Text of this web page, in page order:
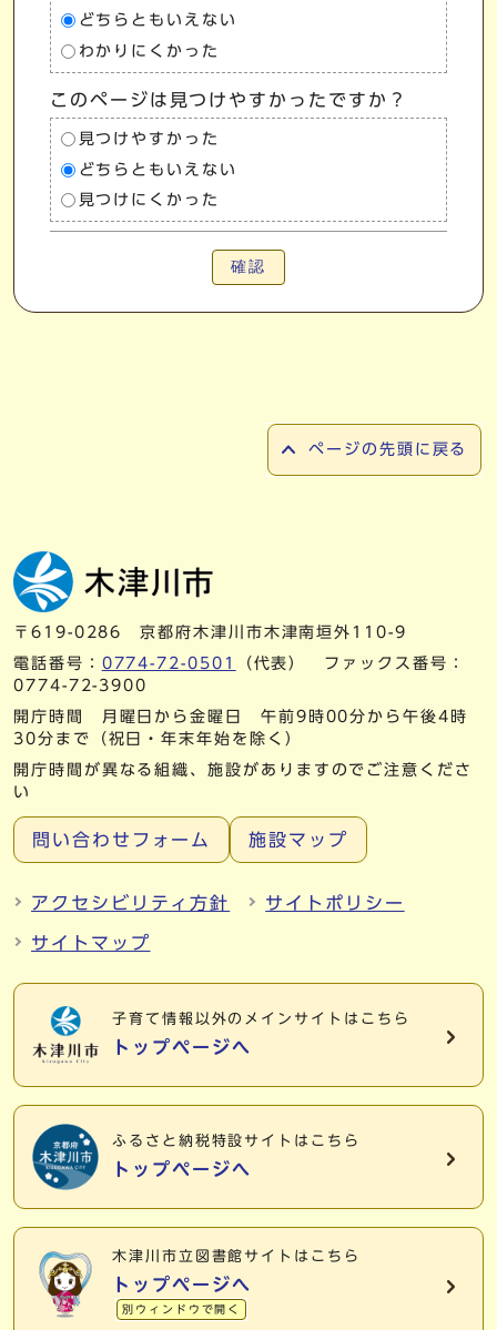
どちらともいえない
わかりにくかった
このページは見つけやすかったですか？
見つけやすかった
どちらともいえない
見つけにくかった
確認
ページの先頭に戻る
〒619-0286 京都府木津川市木津南垣外110-9
電話番号： 0774-72-0501
（代表） ファックス番号：
0774-72-3900
開庁時間 月曜日から金曜日 午前9時00分から午後4時
30分まで（祝日・年末年始を除く）
開庁時間が異なる組織、施設がありますのでご注意くださ
い
問い合わせフォーム 施設マップ
アクセシビリティ方針 サイトポリシー
サイトマップ
子育て情報以外の メインサイトはこちら
トップページへ
ふるさと納税特設サイトはこちら
トップページへ
木津川市立図書館サイトはこちら
トップページへ
別ウィンドウで開く